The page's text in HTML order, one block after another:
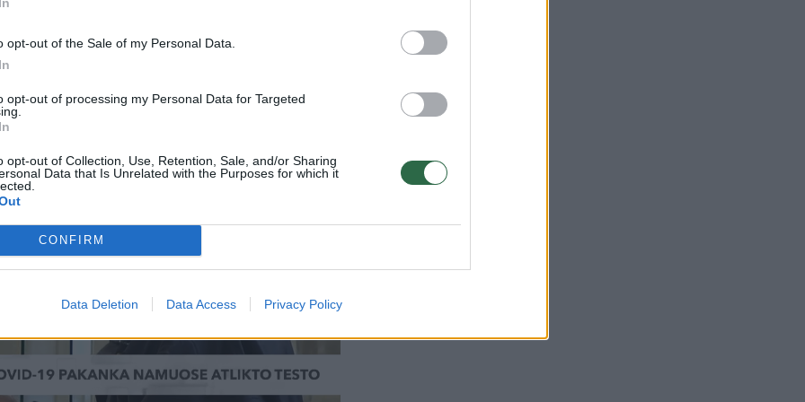
opt-out of the Sale of my Personal Data.
opt-out of processing my Personal Data for Targeted
opt-out of Collection, Use, Retention, Sale, and/or Sharing
Data that Is Unrelated with the Purposes for which it
CONFIRM
Data Deletion Data Access Privacy Policy
namuose atlikto testo: siekiama